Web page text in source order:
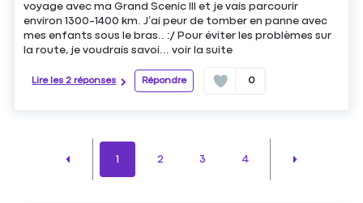
voyage avec ma Grand Scenic III et je vais parcourir
environ 1300-1400 km. J’ai peur de tomber en panne avec
mes enfants sous le bras.. :/ Pour éviter les problèmes sur
la route, je voudrais savoi...voir la suite
Lire les 2 réponses Répondre 0
1 2 3 4